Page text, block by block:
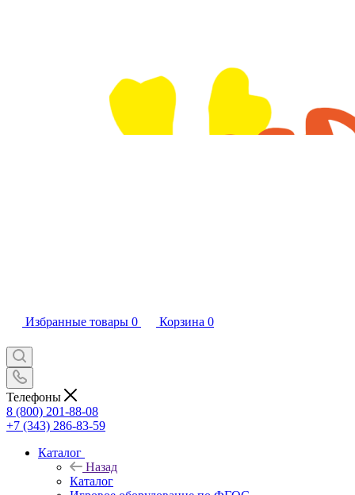
Избранные товары 0 Корзина 0
Телефоны
8 (800) 201-88-08
+7 (343) 286-83-59
Каталог
Назад
Каталог